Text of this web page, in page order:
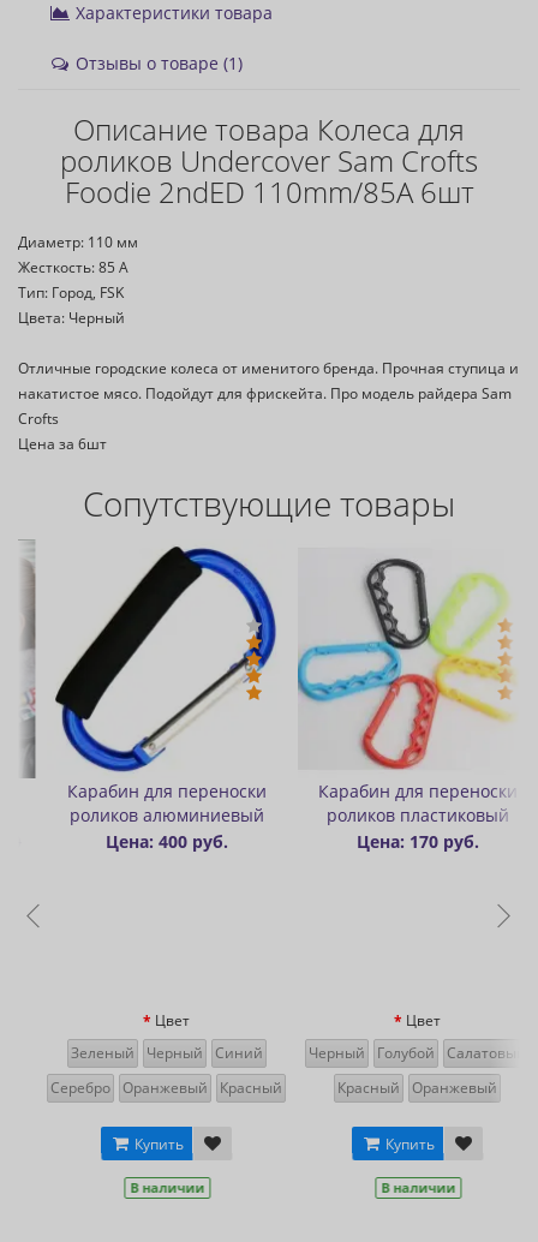
Характеристики товара
Отзывы о товаре (1)
Описание товара Колеса для
роликов Undercover Sam Crofts
Foodie 2ndED 110mm/85A 6шт
Диаметр: 110 мм
Жесткость: 85 А
Тип: Город, FSK
Цвета: Черный
Отличные городские колеса от именитого бренда. Прочная ступица и
накатистое мясо. Подойдут для фрискейта. Про модель райдера Sam
Crofts
Цена за 6шт
Сопутствующие товары
Карабин для переноски
роликов пластиковый
Цена: 170 руб.
Цвет
Черный
Голубой
Салатовый
Красный Оранжевый
Купить
В наличии
Значок (пин)
Rollbay
Цена: 300 руб.
Купить
В наличии